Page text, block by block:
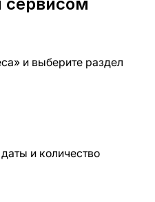
и выберите раздел
и количество